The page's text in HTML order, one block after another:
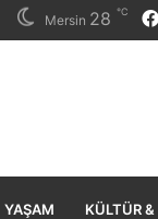
Mersin 28 ℃
YAŞAM KÜLTÜR